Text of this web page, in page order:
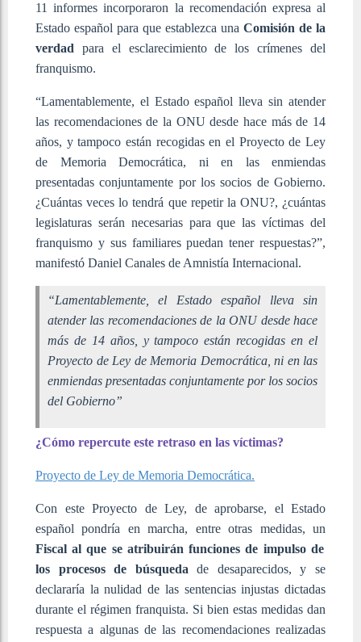
11 informes incorporaron la recomendación expresa al
Estado español para que establezca una Comisión de la
verdad para el esclarecimiento de los crímenes del
franquismo.
“Lamentablemente, el Estado español lleva sin atender
las recomendaciones de la ONU desde hace más de 14
años, y tampoco están recogidas en el Proyecto de Ley
de Memoria Democrática, ni en las enmiendas
presentadas conjuntamente por los socios de Gobierno.
¿Cuántas veces lo tendrá que repetir la ONU?, ¿cuántas
legislaturas serán necesarias para que las víctimas del
franquismo y sus familiares puedan tener respuestas?”,
manifestó Daniel Canales de Amnistía Internacional.
“Lamentablemente, el Estado español lleva sin
atender las recomendaciones de la ONU desde hace
más de 14 años, y tampoco están recogidas en el
Proyecto de Ley de Memoria Democrática, ni en las
enmiendas presentadas conjuntamente por los socios
del Gobierno”
¿Cómo repercute este retraso en las víctimas?
Proyecto de Ley de Memoria Democrática.
Con este Proyecto de Ley, de aprobarse, el Estado
español pondría en marcha, entre otras medidas, un
Fiscal al que se atribuirán funciones de impulso de
los procesos de búsqueda de desaparecidos, y se
declararía la nulidad de las sentencias injustas dictadas
durante el régimen franquista. Si bien estas medidas dan
respuesta a algunas de las recomendaciones realizadas